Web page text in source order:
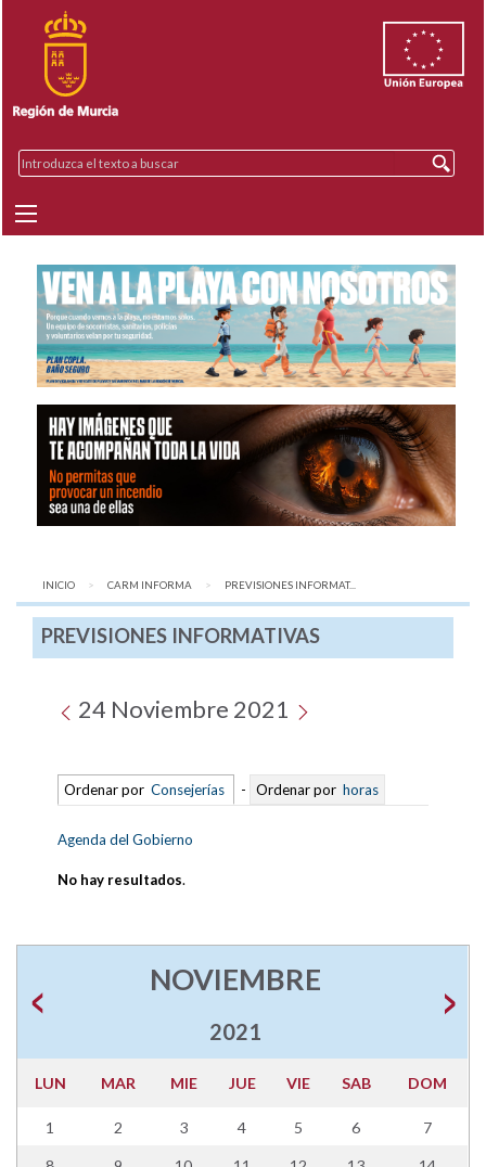
INICIO CARM INFORMA AQUÍ:
PREVISIONES INFORMAT...
PREVISIONES INFORMATIVAS
24 Noviembre 2021
Ordenar por Consejerías - Ordenar por horas
Agenda del Gobierno
No hay resultados.
NOVIEMBRE
2021
LUN MAR MIE JUE VIE SAB DOM
1 2 3 4 5 6 7